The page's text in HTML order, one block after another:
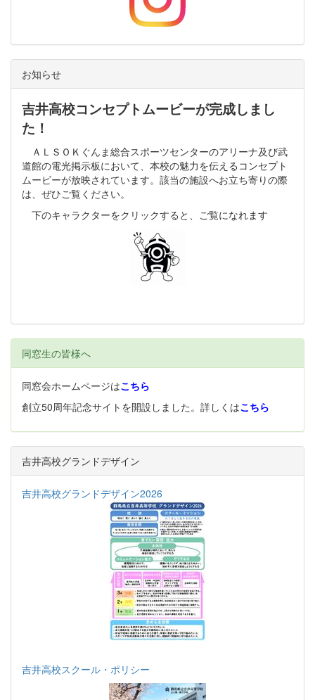
お知らせ
吉井高校コンセプトムービーが完成しまし
た！
ＡＬＳＯＫぐんま総合スポーツセンターのアリーナ及び武
道館の電光掲示板において、本校の魅力を伝えるコンセプト
ムービーが放映されています。該当の施設へお立ち寄りの際
は、ぜひご覧ください。
下のキャラクターをクリックすると、ご覧になれます
同窓生の皆様へ
同窓会ホームページはこちら
創立50周年記念サイトを開設しました。詳しくはこちら
吉井高校グランドデザイン
吉井高校グランドデザイン2026
吉井高校スクール・ポリシー